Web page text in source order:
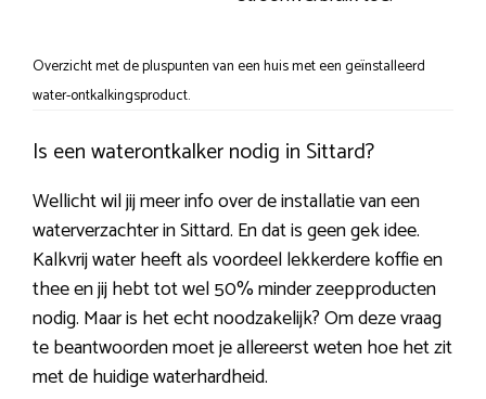
Overzicht met de pluspunten van een huis met een geïnstalleerd
water-ontkalkingsproduct.
Is een waterontkalker nodig in Sittard?
Wellicht wil jij meer info over de installatie van een
waterverzachter in Sittard. En dat is geen gek idee.
Kalkvrij water heeft als voordeel lekkerdere koffie en
thee en jij hebt tot wel 50% minder zeepproducten
nodig. Maar is het echt noodzakelijk? Om deze vraag
te beantwoorden moet je allereerst weten hoe het zit
met de huidige waterhardheid.